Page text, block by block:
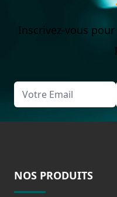
Inscrivez-vous
NOS PRODUITS